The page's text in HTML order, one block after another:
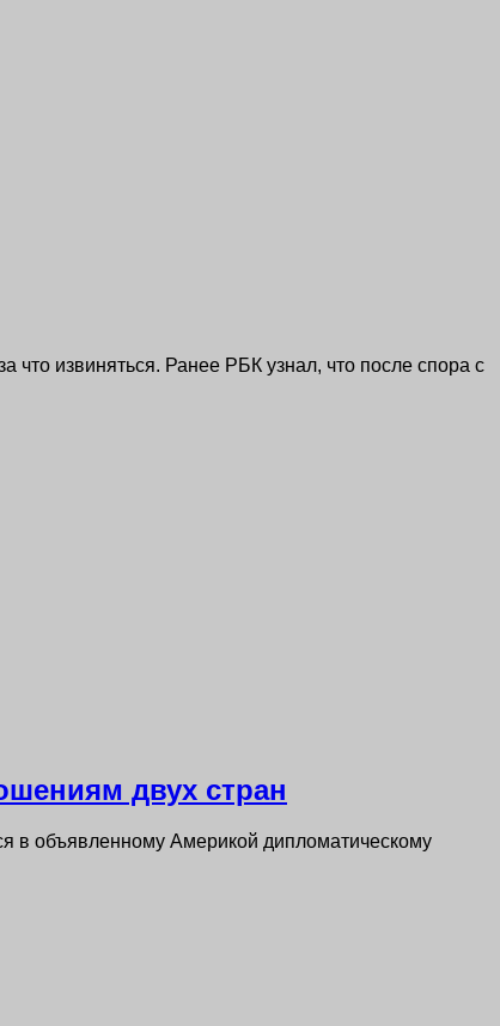
что извиняться. Ранее РБК узнал, что после спора с
двух стран
в объявленному Америкой дипломатическому